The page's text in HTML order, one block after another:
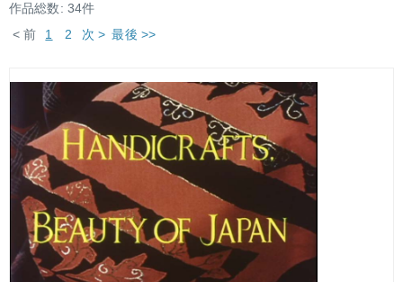
作品総数: 34件
< 前
1 2 次 > 最後 >>